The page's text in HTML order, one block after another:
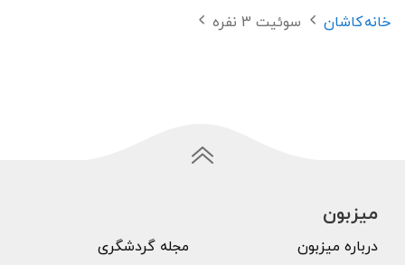
خانهکاشان سوئیت 3 نفره
میزبون
درباره میزبون
مجله گردشگری